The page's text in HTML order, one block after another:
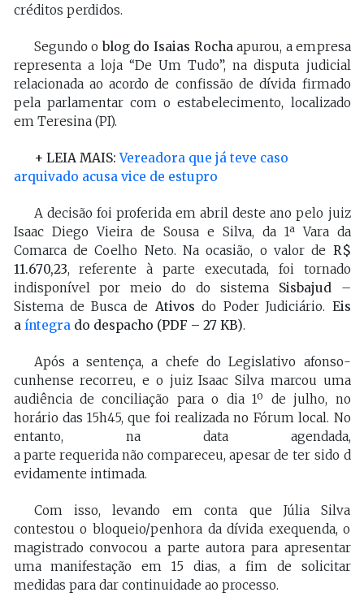
créditos perdidos.
Segundo oblog do Isaias Rochaapurou, a empresa
representa a loja “De Um Tudo”, na disputa judicial
relacionada ao acordo de confissão de dívida firmado
pela parlamentar com o estabelecimento, localizado
em Teresina (PI).
+ LEIA MAIS:Vereadora que já teve caso
arquivado acusa vice de estupro
A decisão foi proferida em abril deste ano pelo juiz
Isaac Diego Vieira de Sousa e Silva, da 1ª Vara da
Comarca de Coelho Neto. Na ocasião, o valor de R$
11.670,23, referente à parte executada, foi tornado
indisponível por meio do do sistema Sisbajud–
Sistema de Busca de Ativos do Poder Judiciário. Eis
a íntegra do despacho (PDF – 27 KB).
Após a sentença, a chefe do Legislativo afonso-
cunhense recorreu, e o juiz Isaac Silva marcou uma
audiência de conciliação para o dia 1º de julho, no
horário das 15h45, que foi realizada no Fórum local. No
a parte requerida não compareceu, apesar de ter sido d
evidamente intimada.
Com isso, levando em conta que Júlia Silva
contestou o bloqueio/penhora da dívida exequenda, o
magistrado convocou a parte autora para apresentar
uma manifestação em 15 dias, a fim de solicitar
medidas para dar continuidade ao processo.